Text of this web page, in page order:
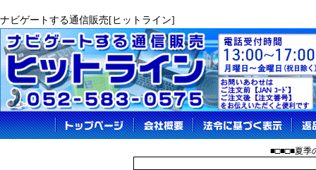
ナビゲートする通信販売[ヒットライン]
■□■□■夏季